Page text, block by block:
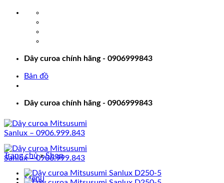
Dây curoa chính hãng - 0906999843
Bản đồ
Dây curoa chính hãng - 0906999843
Menu
Trang chủ » Shop